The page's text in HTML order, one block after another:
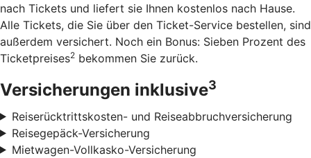
nach Tickets und liefert sie Ihnen kostenlos nach Hause.
Alle Tickets, die Sie über den Ticket-Service bestellen, sind
außerdem versichert. Noch ein Bonus: Sieben Prozent des
Ticketpreises2 bekommen Sie zurück.
Versicherungen inklusive3
Reiserücktrittskosten- und Reiseabbruchversicherung
Reisegepäck-Versicherung
Mietwagen-Vollkasko-Versicherung